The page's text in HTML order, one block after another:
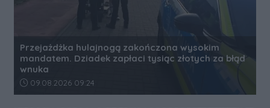
Przejażdżka hulajnogą zakończona wysokim
mandatem. Dziadek zapłaci tysiąc złotych za błąd
wnuka
Data dodania artykułu:
09.08.2026 09:24